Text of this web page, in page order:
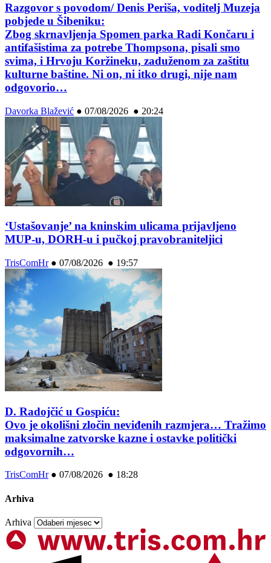
Razgovor s povodom/ Denis Periša, voditelj Muzeja
pobjede u Šibeniku:
Zbog skrnavljenja Spomen parka Radi Končaru i
antifašistima za potrebe Thompsona, pisali smo
svima, i Hrvoju Koržineku, zaduženom za zaštitu
kulturne baštine. Ni on, ni itko drugi, nije nam
odgovorio…
Davorka Blažević ● 07/08/2026 ● 20:24
‘Ustašovanje’ na kninskim ulicama prijavljeno
MUP-u, DORH-u i pučkoj pravobraniteljici
TrisComHr● 07/08/2026 ● 19:57
D. Radojčić u Gospiću:
Ovo je okolišni zločin neviđenih razmjera… Tražimo
maksimalne zatvorske kazne i ostavke politički
odgovornih…
TrisComHr● 07/08/2026 ● 18:28
Arhiva
Arhiva